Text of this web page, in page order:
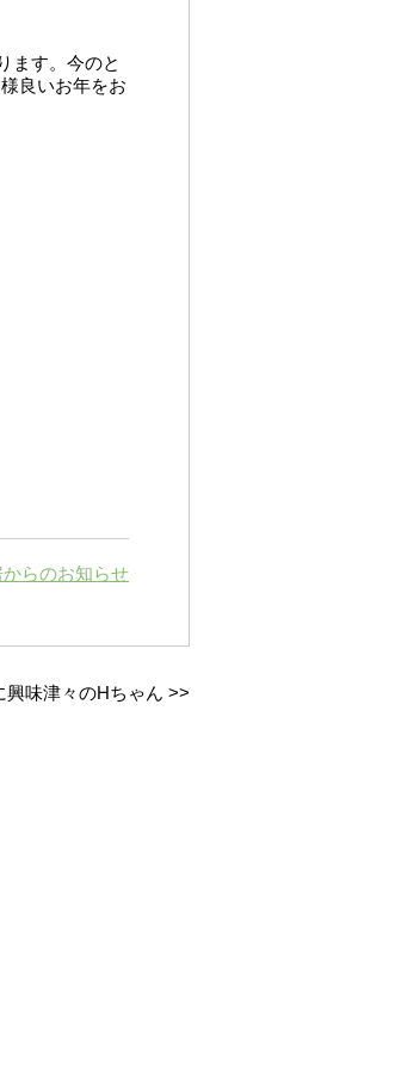
ます。今のと
良いお年をお
からのお知らせ
興味津々のHちゃん >>